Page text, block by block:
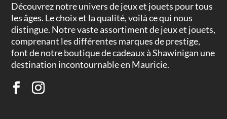
Découvrez notre univers de jeux et jouets pour tous
les âges. Le choix et la qualité, voilà ce qui nous
distingue. Notre vaste assortiment de jeux et jouets,
comprenant les différentes marques de prestige,
font de notre boutique de cadeaux à Shawinigan une
destination incontournable en Mauricie.